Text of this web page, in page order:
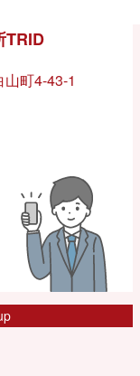
TRID
町4-43-1